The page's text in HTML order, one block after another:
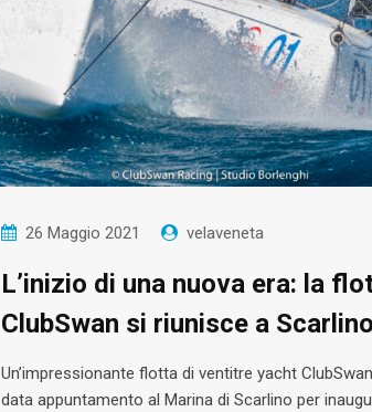
26 Maggio 2021 velaveneta
L’inizio di una nuova era: la
ClubSwan si riunisce a
Un’impressionante flotta di ventitre yacht
data appuntamento al Marina di Scarlino per